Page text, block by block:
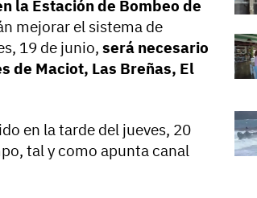
la Estación de Bombeo de
mejorar el sistema de
19 de junio, será necesario
de Maciot, Las Breñas, El
en la tarde del jueves, 20
tal y como apunta canal